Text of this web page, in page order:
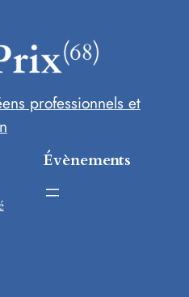
professionnels et
Évènements